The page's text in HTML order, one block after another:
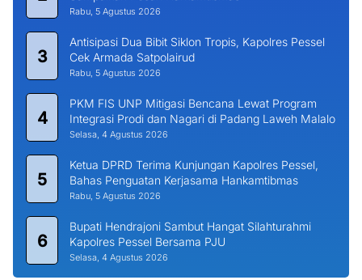
Rabu, 5 Agustus 2026
3
Antisipasi Dua Bibit Siklon Tropis, Kapolres Pessel
Cek Armada Satpolairud
Rabu, 5 Agustus 2026
4
PKM FIS UNP Mitigasi Bencana Lewat Program
Integrasi Prodi dan Nagari di Padang Laweh Malalo
Selasa, 4 Agustus 2026
5
Ketua DPRD Terima Kunjungan Kapolres Pessel,
Bahas Penguatan Kerjasama Hankamtibmas
Rabu, 5 Agustus 2026
6
Bupati Hendrajoni Sambut Hangat Silahturahmi
Kapolres Pessel Bersama PJU
Selasa, 4 Agustus 2026